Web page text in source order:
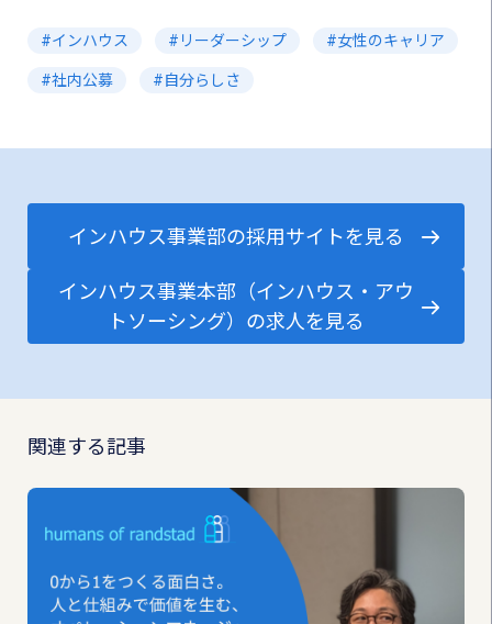
インハウス リーダーシップ 女性のキャリア
社内公募 自分らしさ
インハウス事業部の採用サイトを見る
インハウス事業本部（インハウス・アウ
トソーシング）の求人を見る
関連する記事